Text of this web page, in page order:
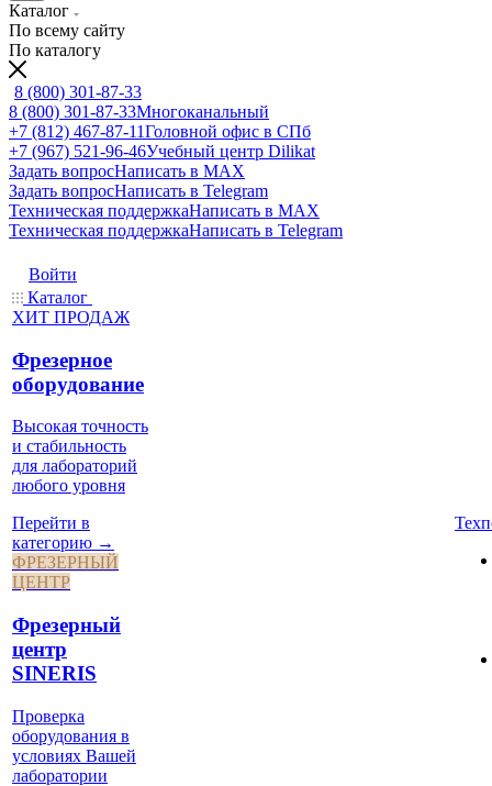
Каталог
По всему сайту
По каталогу
8 (800) 301-87-33
8 (800) 301-87-33Многоканальный
+7 (812) 467-87-11Головной офис в СПб
+7 (967) 521-96-46Учебный центр Dilikat
Задать вопросНаписать в MAX
Задать вопросНаписать в Telegram
Техническая поддержкаНаписать в MAX
Техническая поддержкаНаписать в Telegram
Войти
Каталог
ХИТ ПРОДАЖ
Фрезерное
оборудование
Высокая точность
и стабильность
для лабораторий
любого уровня
Перейти в
категорию →
ФРЕЗЕРНЫЙ
ЦЕНТР
Фрезерный
центр
SINERIS
Проверка
оборудования в
условиях Вашей
лаборатории